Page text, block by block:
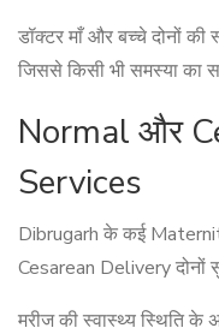
डॉक्टर माँ और बच्चे दोनों की
जिससे किसी भी समस्या का
Normal और
Services
Dibrugarh के कई
Cesarean Delivery दोनों
मरीज की स्वास्थ्य स्थिति